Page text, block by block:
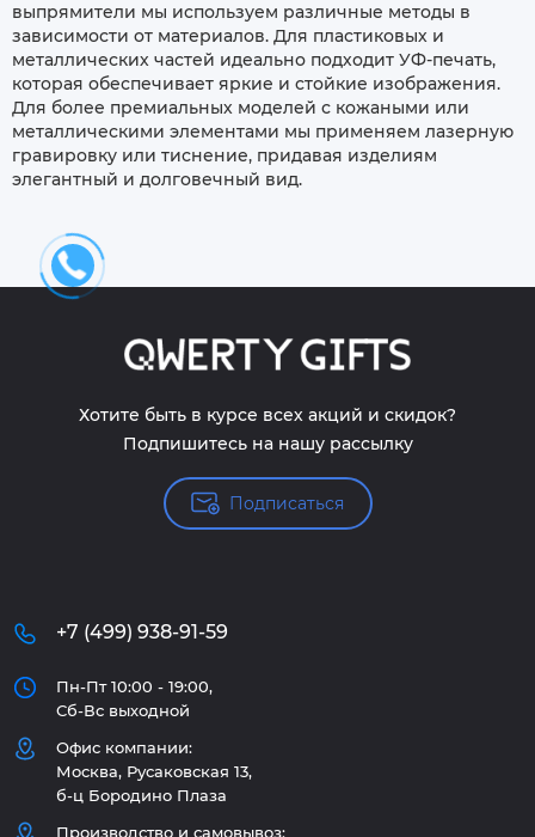
выпрямители мы используем различные методы в
зависимости от материалов. Для пластиковых и
металлических частей идеально подходит УФ-печать,
которая обеспечивает яркие и стойкие изображения.
Для более премиальных моделей с кожаными или
металлическими элементами мы применяем лазерную
гравировку или тиснение, придавая изделиям
элегантный и долговечный вид.
Хотите быть в курсе всех акций и скидок?
Подпишитесь на нашу рассылку
Подписаться
+7 (499) 938-91-59
Пн-Пт 10:00 - 19:00,
Сб-Вс выходной
Офис компании:
Москва, Русаковская 13,
б-ц Бородино Плаза
Производство и самовывоз: